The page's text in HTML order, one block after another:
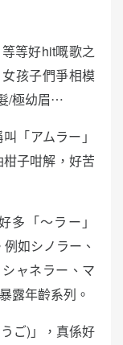
等好hit嘅歌之
孩子們爭相模
/極幼眉⋯
「アムラー」
子咁解，好苦
多「〜ラー」
如シノラー、
ャネラー、マ
露年齡系列。
ご)」，真係好